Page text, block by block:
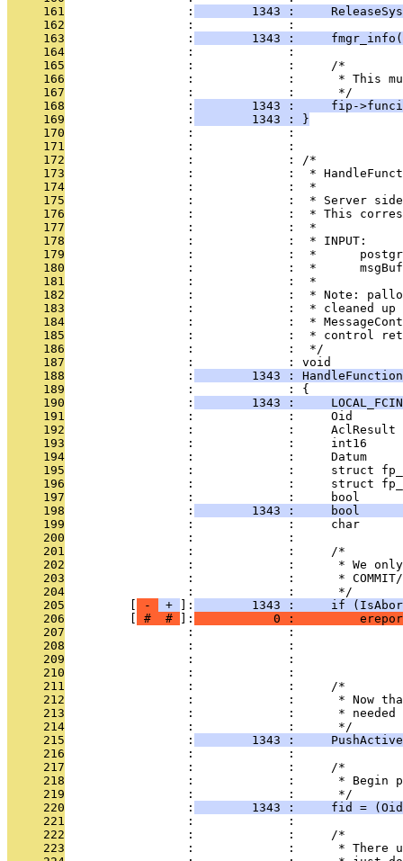
     161
                 :
1343 :
     162
                 :             :
     163
                 :
1343 :
     164
                 :             :
     165
                 :             :     /*
     166
:             :      * This
     167
                 :             :      */
     168
                 :
1343 :     fip-
     169
                 :
        1343 : }
     170
                 :             :
     171
                 :             :
     172
                 :             : /*
     173
:             :  *
     174
                 :             :  *
     175
:             :  * Server
     176
:             :  * This
     177
                 :             :  *
     178
                 :             :  * INPUT:
     179
:             :  *
     180
:             :  *
     181
                 :             :  *
     182
:             :  * Note:
     183
:             :  * cleaned
     184
:             :  *
     185
:             :  * control
     186
                 :             :  */
     187
                 :             : void
     188
                 :
1343 :
     189
                 :             : {
     190
                 :
1343 :
     191
:             :     Oid
     192
:             :     AclResult
     193
:             :     int16
     194
:             :     Datum
     195
:             :     struct
     196
:             :     struct
     197
:             :     bool
     198
                 :
1343 :     bool
     199
:             :     char
     200
                 :             :
     201
                 :             :     /*
     202
:             :      * We
     203
:             :      *
     204
                 :             :      */
     205
- + ]:
1343 :     if
     206
# # ]:
0 :
     207
:             :
     208
:             :
     209
:             :
     210
                 :             :
     211
                 :             :     /*
     212
:             :      * Now
     213
:             :      *
     214
                 :             :      */
     215
                 :
1343 :
     216
                 :             :
     217
                 :             :     /*
     218
:             :      * Begin
     219
                 :             :      */
     220
                 :
1343 :     fid =
     221
                 :             :
     222
                 :             :     /*
     223
:             :      * There